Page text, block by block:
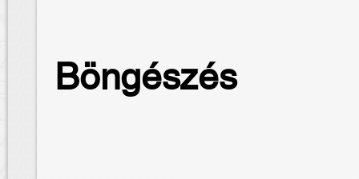
Böngészés